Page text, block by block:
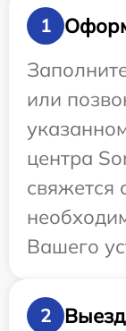
1
или
центра
свяжется
Вашего
2